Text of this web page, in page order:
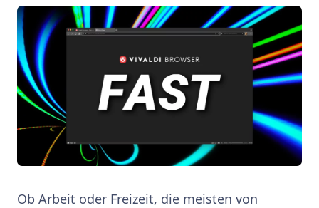
Ob Arbeit oder Freizeit, die meisten von